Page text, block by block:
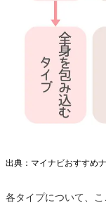
出典：マイナビおすすめ
各タイプについて、こ